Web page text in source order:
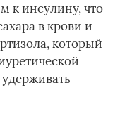
к инсулину, что
в крови и
который